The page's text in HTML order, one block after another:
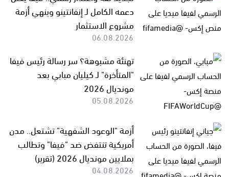
دعمه الكامل لـ إنفانتينو وينهي أزمة
مشروع الاستثمار
06.08.2026
تهنئة مشبوهة؟ سر رسالة رئيس فيفا
"المتأخرة" لـ كيليان مبابي بعد
مونديال 2026
05.08.2026
أزمة "الوعود الشفهية" تشتعل.. مدن
أمريكية تنتفض ضد "فيفا" وتطالب
بملايين مونديال 2026 (تقرير)
04.08.2026